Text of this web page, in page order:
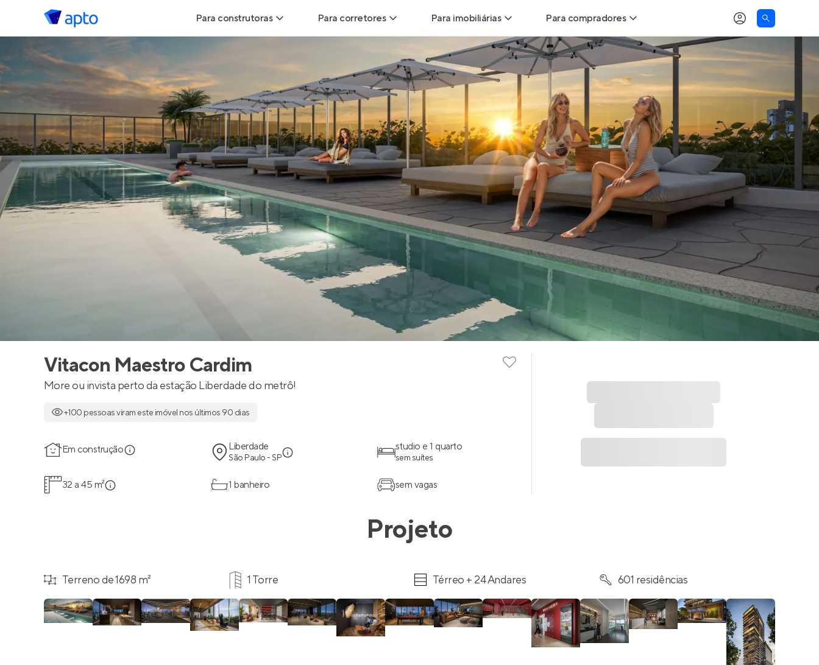
Para construtoras
Geração de Visitas
Geração de Vendas
Maiores Construtoras
Parcerias Imobiliárias
Anunciar Imóveis
Para corretores
Leads para Corretores
Corretor+
Parcerias imobiliárias
Hub de Corretores
Perfil Verificado
Anunciar imóveis
Para imobiliárias
Leads para Imobiliárias
Hub de imobiliárias
Anunciar imóveis
Para compradores
Buscar um imóvel novo
Calcule seu Poder de Compra
Comprar x Alugar
Correção do INCC
Simulador de Financiamento
Encontre um corretor
Vitacon Maestro Cardim
More ou invista perto da estação Liberdade do metrô!
+100 pessoas viram este imóvel nos últimos 90 dias
Em construção Liberdade
São Paulo - SP
studio e 1 quarto
sem suítes
32 a 45 m² 1 banheiro sem vagas
Projeto
Terreno de 1698 m² 1 Torre Térreo + 24 Andares 601 residências